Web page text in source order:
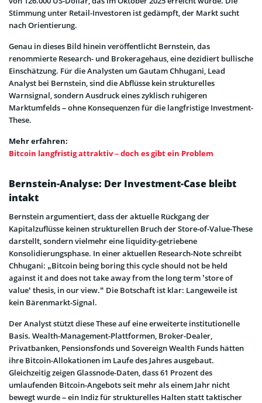
Stimmung unter Retail-Investoren ist gedämpft, der Markt sucht
nach Orientierung.
Genau in dieses Bild hinein veröffentlicht Bernstein, das
renommierte Research- und Brokeragehaus, eine dezidiert bullische
Einschätzung. Für die Analysten um Gautam Chhugani, Lead
Analyst bei Bernstein, sind die Abflüsse kein strukturelles
Warnsignal, sondern Ausdruck eines zyklisch ruhigeren
Marktumfelds – ohne Konsequenzen für die langfristige Investment-
These.
Mehr erfahren:
Bitcoin langfristig attraktiv – doch es gibt ein Problem
Bernstein-Analyse: Der Investment-Case bleibt
intakt
Bernstein argumentiert, dass der aktuelle Rückgang der
Kapitalzuflüsse keinen strukturellen Bruch der Store-of-Value-These
darstellt, sondern vielmehr eine liquidity-getriebene
Konsolidierungsphase. In einer aktuellen Research-Note schreibt
Chhugani: „Bitcoin being boring this cycle should not be held
against it and does not take away from the long term ’store of
value‘ thesis, in our view.“ Die Botschaft ist klar: Langeweile ist
kein Bärenmarkt-Signal.
Der Analyst stützt diese These auf eine erweiterte institutionelle
Basis. Wealth-Management-Plattformen, Broker-Dealer,
Privatbanken, Pensionsfonds und Sovereign Wealth Funds hätten
ihre Bitcoin-Allokationen im Laufe des Jahres ausgebaut.
Gleichzeitig zeigen Glassnode-Daten, dass 61 Prozent des
umlaufenden Bitcoin-Angebots seit mehr als einem Jahr nicht
bewegt wurde – ein Indiz für strukturelles Halten statt taktischer